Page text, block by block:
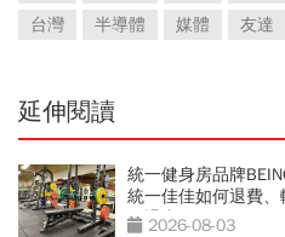
台灣
半導體 媒體 友達
延伸閱讀
統一健身房品牌
統一佳佳如何退費
何退出
2026-08-03